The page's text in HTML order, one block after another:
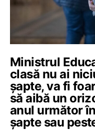
Ministrul
clasă nu ai
șapte, va fi
să aibă un
anul următor
șapte sau